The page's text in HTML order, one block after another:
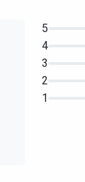
5
4
3
2
1